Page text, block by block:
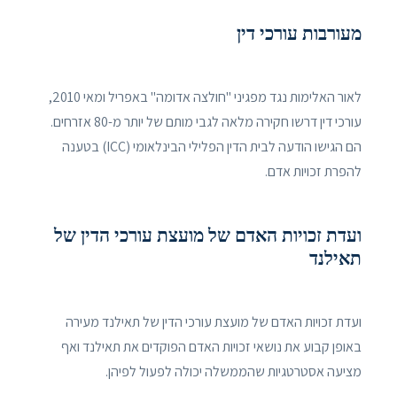
מעורבות עורכי דין
לאור האלימות נגד מפגיני "חולצה אדומה" באפריל ומאי 2010,
עורכי דין דרשו חקירה מלאה לגבי מותם של יותר מ-80 אזרחים.
הם הגישו הודעה לבית הדין הפלילי הבינלאומי (ICC) בטענה
להפרת זכויות אדם.
ועדת זכויות האדם של מועצת עורכי הדין של
תאילנד
ועדת זכויות האדם של מועצת עורכי הדין של תאילנד מעירה
באופן קבוע את נושאי זכויות האדם הפוקדים את תאילנד ואף
מציעה אסטרטגיות שהממשלה יכולה לפעול לפיהן.